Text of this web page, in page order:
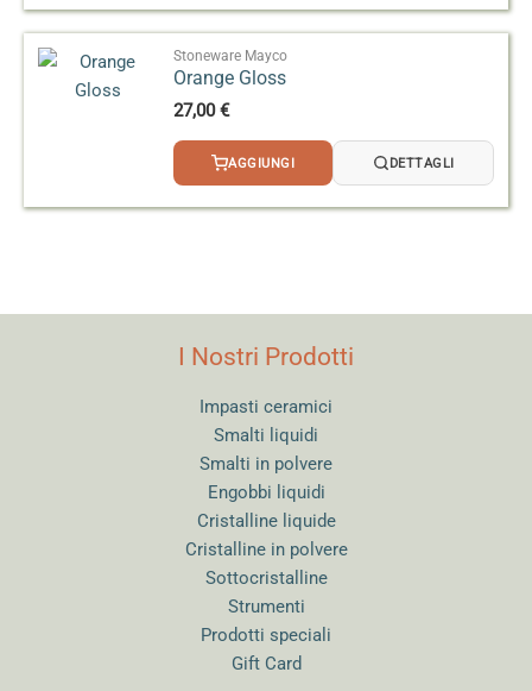
Stoneware Mayco
Orange Gloss
27,00€
AGGIUNGI DETTAGLI
I Nostri Prodotti
Impasti ceramici
Smalti liquidi
Smalti in polvere
Engobbi liquidi
Cristalline liquide
Cristalline in polvere
Sottocristalline
Strumenti
Prodotti speciali
Gift Card